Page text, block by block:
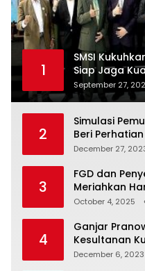
1
SMSI
Siap Jaga
Indonesia
September 27,
2
Simulasi
Beri
December 27,
3
FGD dan
Meriahkan
October 4, 2025
4
Ganjar
Kesultanan
December 6, 2023